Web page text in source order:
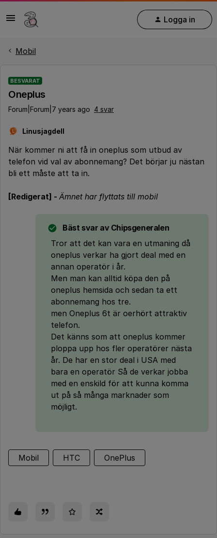
Logga in
Mobil
BESVARAT
Oneplus
Forum|Forum|7 years ago 4 svar
Linusjagdell
När kommer ni att få in oneplus som utbud av
telefon vid val av abonnemang? Det börjar ju nästan
bli ett måste att ta in.
[Redigerat] - Ämnet har flyttats till mobil
Bäst svar av Chipsgeneralen
Tror att det kan vara en utmaning då
oneplus verkar ha gjort deal med en
annan operatör i år.
Men man kan alltid köpa den på
oneplus hemsida och sedan ta ett
abonnemang hos tre.
men Oneplus 6t är oerhört attraktiv
telefon.
Det känns som att oneplus kommer
ploppa upp hos fler operatörer nästa
år. De har en stor deal i USA med
bara en operatör Så de verkar jobba
med en enskild för att kunna komma
ut på så många marknader som
möjligt.
Mobil HTC OnePlus